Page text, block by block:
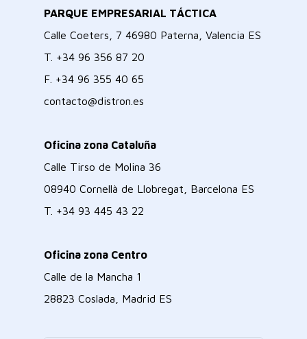
PARQUE EMPRESARIAL TÁCTICA
Calle Coeters, 7 46980 Paterna, Valencia ES
T. +34 96 356 87 20
F. +34 96 355 40 65
contacto@distron.es
Oficina zona Cataluña
Calle Tirso de Molina 36
08940 Cornellà de Llobregat, Barcelona ES
T. +34 93 445 43 22
Oficina zona Centro
Calle de la Mancha 1
28823 Coslada, Madrid ES